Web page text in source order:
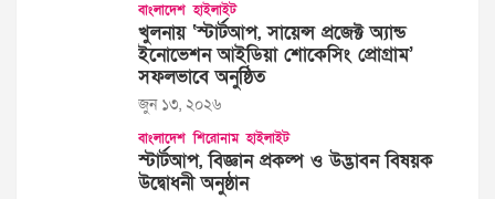
বাংলাদেশ হাইলাইট
খুলনায় ‘স্টার্টআপ, সায়েন্স প্রজেক্ট অ্যান্ড
ইনোভেশন আইডিয়া শোকেসিং প্রোগ্রাম’
সফলভাবে অনুষ্ঠিত
জুন ১৩, ২০২৬
বাংলাদেশ শিরোনাম হাইলাইট
স্টার্টআপ, বিজ্ঞান প্রকল্প ও উদ্ভাবন বিষয়ক
উদ্বোধনী অনুষ্ঠান